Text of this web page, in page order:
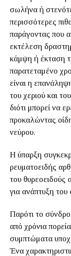
σωλήνα ή
περισσότερες
παράγοντας που
εκτέλεση
κάμψη ή έκταση
παρατεταμένο
είναι η
του χεριού και
διότι μπορεί να
προκαλώντας
νεύρου.
Η ύπαρξη
ρευματοειδής
του θυρεοειδούς
για ανάπτυξη
Παρότι το
από χρόνια
συμπτώματα
Ένα